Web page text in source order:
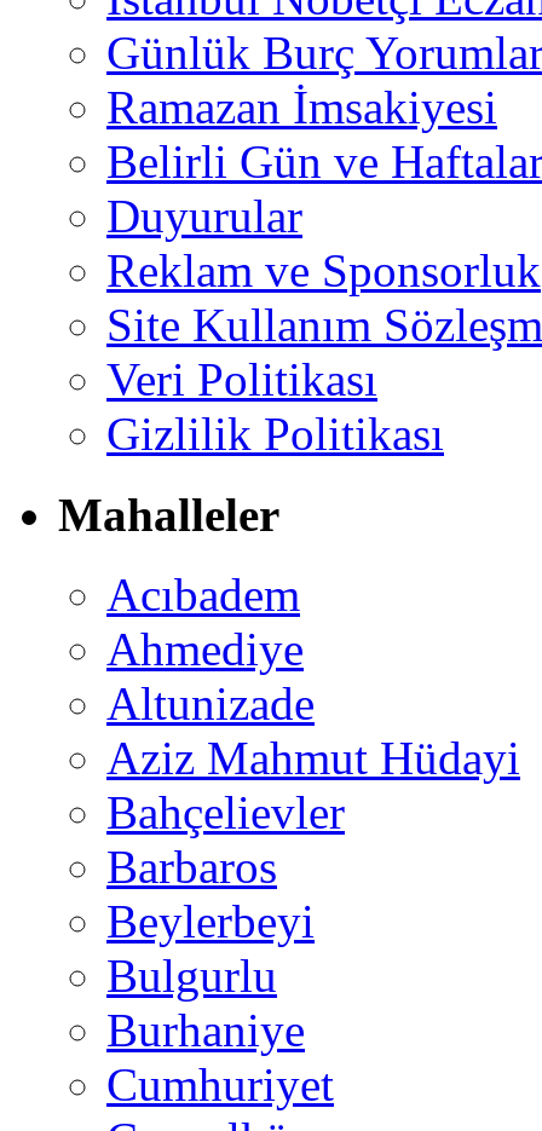
Günlük Burç
Ramazan İmsakiyesi
Belirli Gün ve
Duyurular
Reklam ve Sponsorluk
Site Kullanım
Veri Politikası
Gizlilik Politikası
Mahalleler
Acıbadem
Ahmediye
Altunizade
Aziz Mahmut Hüdayi
Bahçelievler
Barbaros
Beylerbeyi
Bulgurlu
Burhaniye
Cumhuriyet